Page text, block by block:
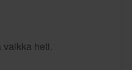
vaikka heti.